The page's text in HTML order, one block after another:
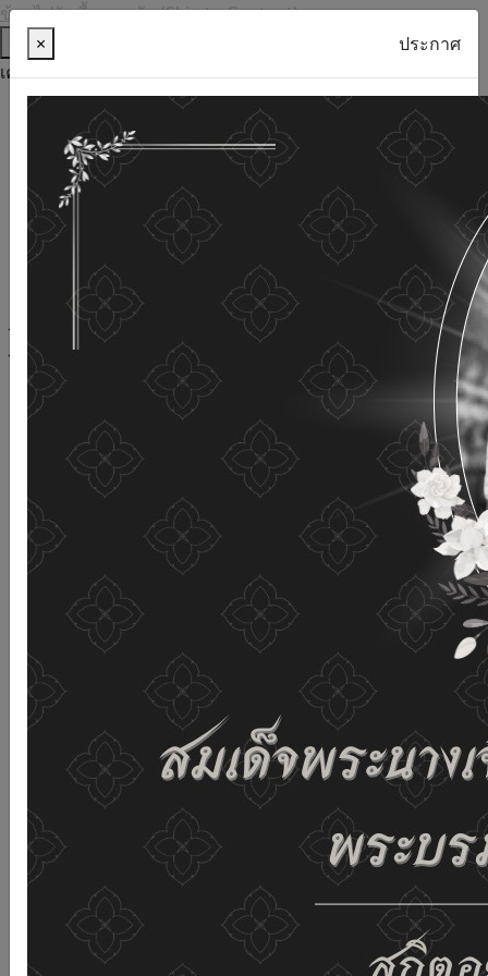
ข้ามไปยังเนื้อหาหลัก (Skip to Content)
ช่วยเหลือ
เครื่องมือการเข้าถึง
ภาษาไทย
ภาษาอังกฤษ
เพิ่มขนาดตัวอักษร
ลดขนาดตัวอักษร
ขนาดตัวอักษรปกติ
ความคมชัดสูง
ความคมชัดเชิงลบ
ความคมชัดปกติ
เปิดอ่านด้วยเสียง
ปิดอ่านด้วยเสียง
ผังเว็บไซต์
เว็บไซต์นี้ใช้คุกกี้ (Cookies)
กรมกิจการผู้สูงอายุ
ให้ความสำคัญต่อข้อมูลส่วนบุคคลของ
ท่าน เพื่อการพัฒนาและปรับปรุงเว็บไซต์ หากท่านใช้บริการ
เว็บไซต์นี้โดยไม่มีการปรับตั้งค่าใดๆ แสดงว่าท่านยินยอมที่จะ
รับคุกกี้บนเว็บไซต์ และนโยบายสิทธิส่วนบุคคลของเรา
ดูรายละเอียด ยอมรับทั้งหมด
02-659-6811 saraban@dop.mail.go.th
เปลี่ยนการแสดงผล
ก-ก
× ประกาศ